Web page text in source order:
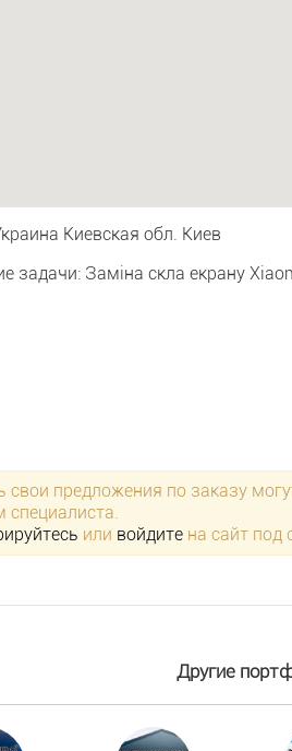
Киевская обл. Киев
задачи: Заміна скла екрану
свои предложения по заказу
специалиста.
или войдите на сайт под
Другие